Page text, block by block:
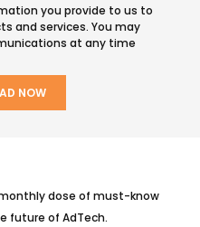
you provide to us to
and services. You may
at any time
dose of must-know
future of AdTech.